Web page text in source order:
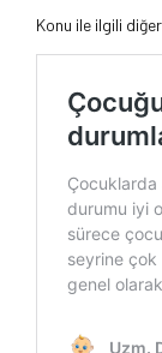
Konu ile ilgili diğer